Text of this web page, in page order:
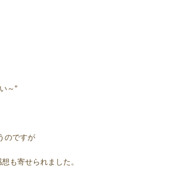
～”
のですが
も寄せられました。